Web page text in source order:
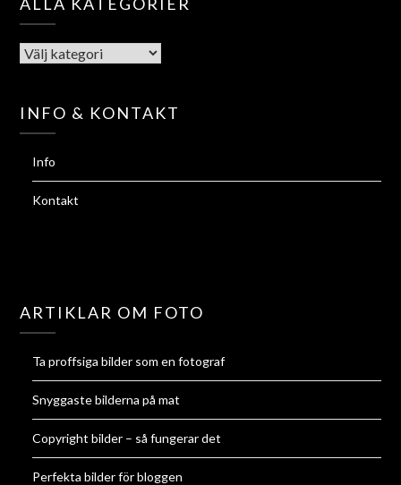
INFO & KONTAKT
Info
Kontakt
ARTIKLAR OM FOTO
Ta proffsiga bilder som en fotograf
Snyggaste bilderna på mat
Copyright bilder – så fungerar det
Perfekta bilder för bloggen